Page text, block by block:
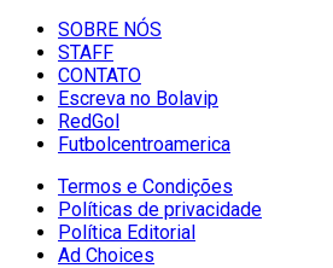
SOBRE NÓS
STAFF
CONTATO
Escreva no Bolavip
RedGol
Futbolcentroamerica
Termos e Condições
Políticas de privacidade
Política Editorial
Ad Choices